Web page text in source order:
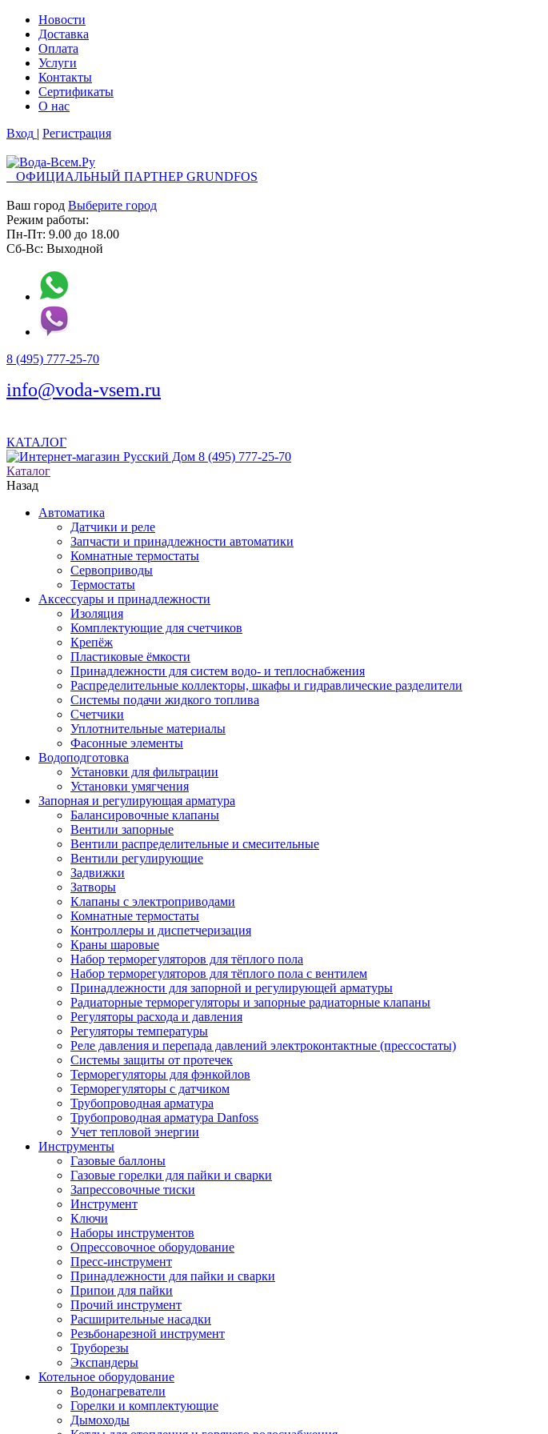
Новости
Доставка
Оплата
Услуги
Контакты
Cертификаты
О нас
Вход | Регистрация
ОФИЦИАЛЬНЫЙ ПАРТНЕР GRUNDFOS
Ваш город Выберите город
Режим работы:
Пн-Пт: 9.00 до 18.00
Сб-Вс: Выходной
8 (495) 777-25-70
info@voda-vsem.ru
КАТАЛОГ
8 (495) 777-25-70
Каталог
Назад
Автоматика
Датчики и реле
Запчасти и принадлежности автоматики
Комнатные термостаты
Сервоприводы
Термостаты
Аксессуары и принадлежности
Изоляция
Комплектующие для счетчиков
Крепёж
Пластиковые ёмкости
Принадлежности для систем водо- и теплоснабжения
Распределительные коллекторы, шкафы и гидравлические разделители
Системы подачи жидкого топлива
Счетчики
Уплотнительные материалы
Фасонные элементы
Водоподготовка
Установки для фильтрации
Установки умягчения
Запорная и регулирующая арматура
Балансировочные клапаны
Вентили запорные
Вентили распределительные и смесительные
Вентили регулирующие
Задвижки
Затворы
Клапаны с электроприводами
Комнатные термостаты
Контроллеры и диспетчеризация
Краны шаровые
Набор терморегуляторов для тёплого пола
Набор терморегуляторов для тёплого пола с вентилем
Принадлежности для запорной и регулирующей арматуры
Радиаторные терморегуляторы и запорные радиаторные клапаны
Регуляторы расхода и давления
Регуляторы температуры
Реле давления и перепада давлений электроконтактные (прессостаты)
Системы защиты от протечек
Терморегуляторы для фэнкойлов
Терморегуляторы с датчиком
Трубопроводная арматура
Трубопроводная арматура Danfoss
Учет тепловой энергии
Инструменты
Газовые баллоны
Газовые горелки для пайки и сварки
Запрессовочные тиски
Инструмент
Ключи
Наборы инструментов
Опрессовочное оборудование
Пресс-инструмент
Принадлежности для пайки и сварки
Припои для пайки
Прочий инструмент
Расширительные насадки
Резьбонарезной инструмент
Труборезы
Экспандеры
Котельное оборудование
Водонагреватели
Горелки и комплектующие
Дымоходы